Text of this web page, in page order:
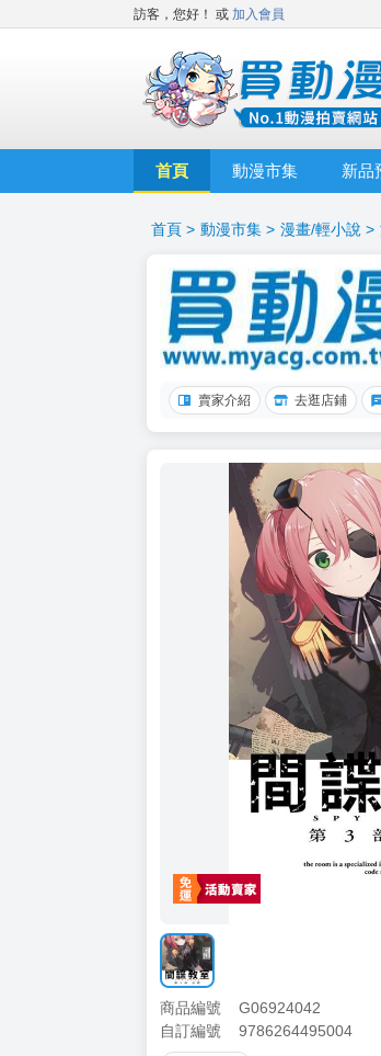
訪客，您好！ 或 加入會員
首頁 動漫市集 新品
首頁 > 動漫市集 > 漫畫/輕小說 >
賣家介紹 去逛店鋪
商品編號 G06924042
自訂編號
9786264495004